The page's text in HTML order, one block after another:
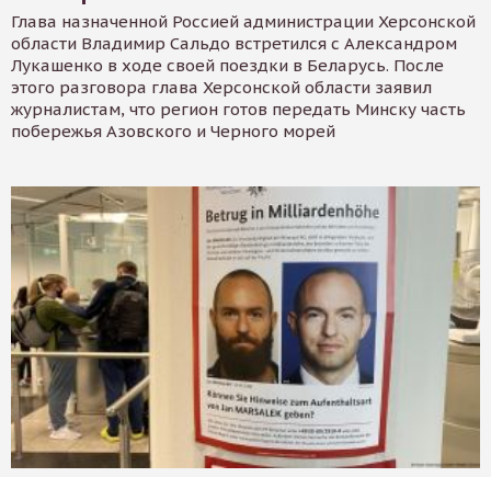
Глава назначенной Россией администрации Херсонской
области Владимир Сальдо встретился с Александром
Лукашенко в ходе своей поездки в Беларусь. После
этого разговора глава Херсонской области заявил
журналистам, что регион готов передать Минску часть
побережья Азовского и Черного морей